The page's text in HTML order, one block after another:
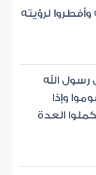
لرؤيته
الله
وإذا
العدة